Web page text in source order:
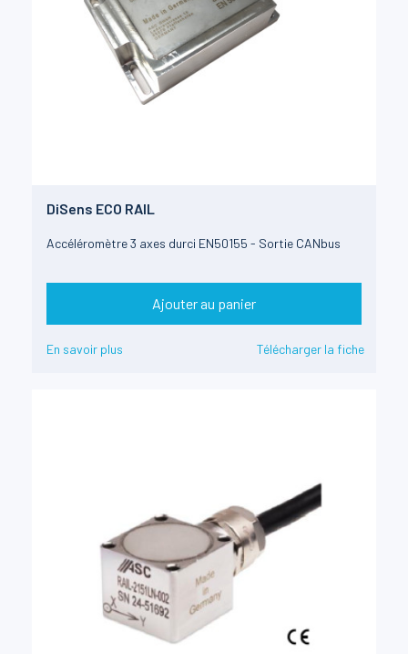
DiSens ECO RAIL
Accéléromètre 3 axes durci EN50155 - Sortie CANbus
Ajouter au panier
En savoir plus Télécharger la fiche